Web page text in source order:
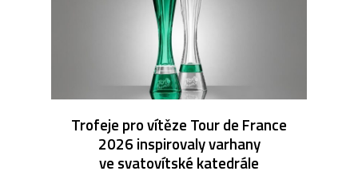
Trofeje pro vítěze Tour de France
2026 inspirovaly varhany
ve svatovítské katedrále